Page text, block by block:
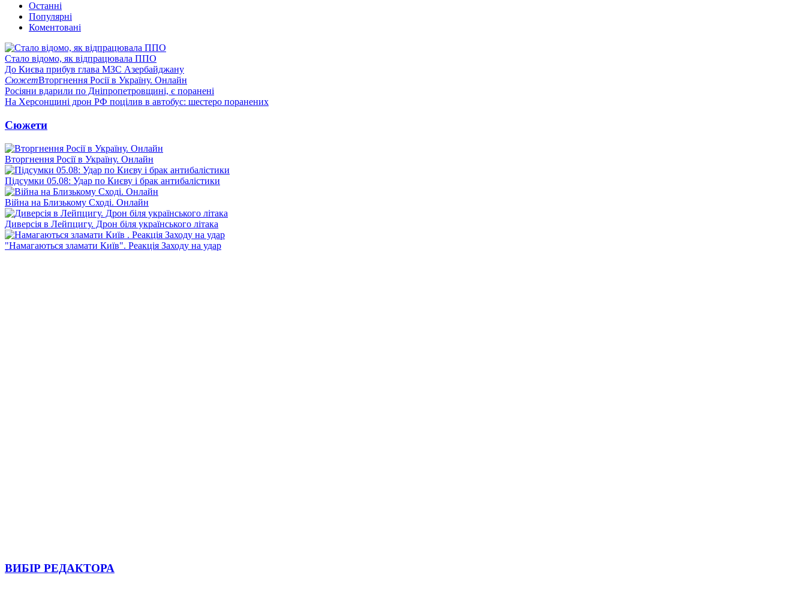
Останні
Популярні
Коментовані
Стало відомо, як відпрацювала ППО
До Києва прибув глава МЗС Азербайджану
СюжетВторгнення Росії в Україну. Онлайн
Росіяни вдарили по Дніпропетровщині, є поранені
На Херсонщині дрон РФ поцілив в автобус: шестеро поранених
Сюжети
Вторгнення Росії в Україну. Онлайн
Підсумки 05.08: Удар по Києву і брак антибалістики
Війна на Близькому Сході. Онлайн
Диверсія в Лейпцигу. Дрон біля українського літака
"Намагаються зламати Київ". Реакція Заходу на удар
ВИБІР РЕДАКТОРА